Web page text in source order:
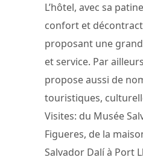
L’hôtel, avec sa
confort et
proposant une
et service. Par
propose aussi de
touristiques,
Visites: du Musée
Figueres, de la
Salvador Dalí à Port